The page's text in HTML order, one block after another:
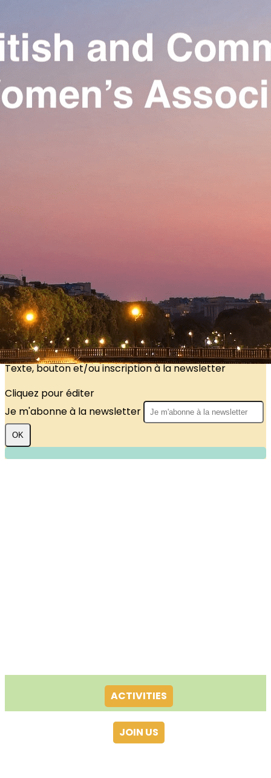
Exporter uniquement les colonnes affichées
Ajoutez un logo, un bouton, des réseaux sociaux
Our Association
Activities
Join us
?>
Images de la page d'accueil
Cliquez pour éditer
Texte, bouton et/ou inscription à la newsletter
Cliquez pour éditer
Je m'abonne à la newsletter
OK
ACTIVITIES
JOIN US